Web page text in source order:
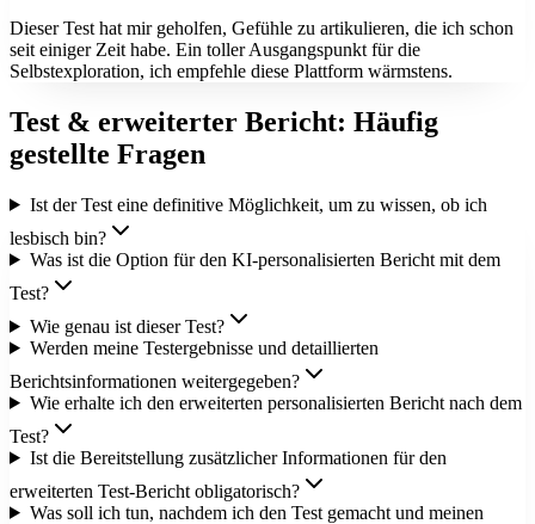
Dieser Test hat mir geholfen, Gefühle zu artikulieren, die ich schon
seit einiger Zeit habe. Ein toller Ausgangspunkt für die
Selbstexploration, ich empfehle diese Plattform wärmstens.
Test & erweiterter Bericht: Häufig
gestellte Fragen
Ist der Test eine definitive Möglichkeit, um zu wissen, ob ich
lesbisch bin?
Was ist die Option für den KI-personalisierten Bericht mit dem
Test?
Wie genau ist dieser Test?
Werden meine Testergebnisse und detaillierten
Berichtsinformationen weitergegeben?
Wie erhalte ich den erweiterten personalisierten Bericht nach dem
Test?
Ist die Bereitstellung zusätzlicher Informationen für den
erweiterten Test-Bericht obligatorisch?
Was soll ich tun, nachdem ich den Test gemacht und meinen